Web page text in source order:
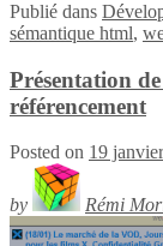
Publié dans
sémantique html,
Présentation
référencement
Posted on 19
by Rémi